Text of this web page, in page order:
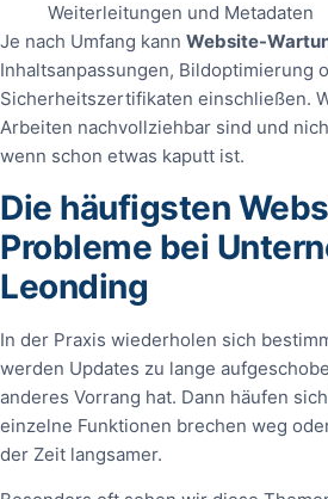
Weiterleitungen und Metadaten
Je nach Umfang kann Website-
Inhaltsanpassungen, Bildoptimierung
Sicherheitszertifikaten einschließen.
Arbeiten nachvollziehbar sind und
wenn schon etwas kaputt ist.
Die häufigsten
Probleme bei
Leonding
In der Praxis wiederholen sich
werden Updates zu lange
anderes Vorrang hat. Dann häufen
einzelne Funktionen brechen weg
der Zeit langsamer.